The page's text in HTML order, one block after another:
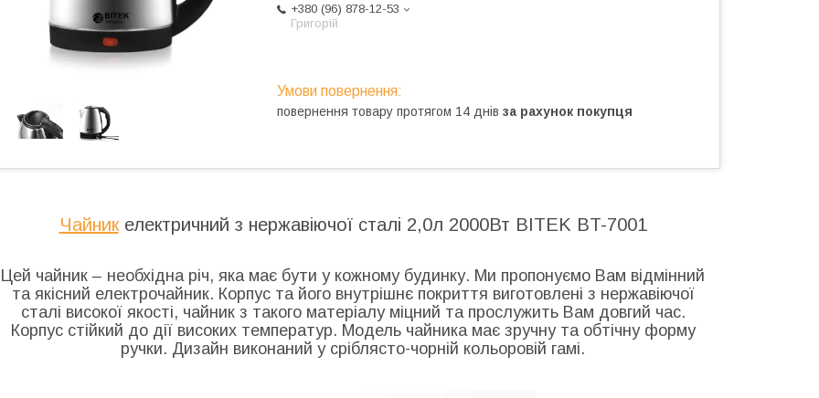
+380 (96) 878-12-53
Григорій
повернення товару протягом 14 днів за рахунок покупця
Чайникелектричний з нержавіючої сталі 2,0л 2000Вт BITEK BT-7001
Цей чайник – необхідна річ, яка має бути у кожному будинку. Ми пропонуємо Вам відмінний
та якісний електрочайник. Корпус та його внутрішнє покриття виготовлені з нержавіючої
сталі високої якості, чайник з такого матеріалу міцний та прослужить Вам довгий час.
Корпус стійкий до дії високих температур. Модель чайника має зручну та обтічну форму
ручки. Дизайн виконаний у сріблясто-чорній кольоровій гамі.